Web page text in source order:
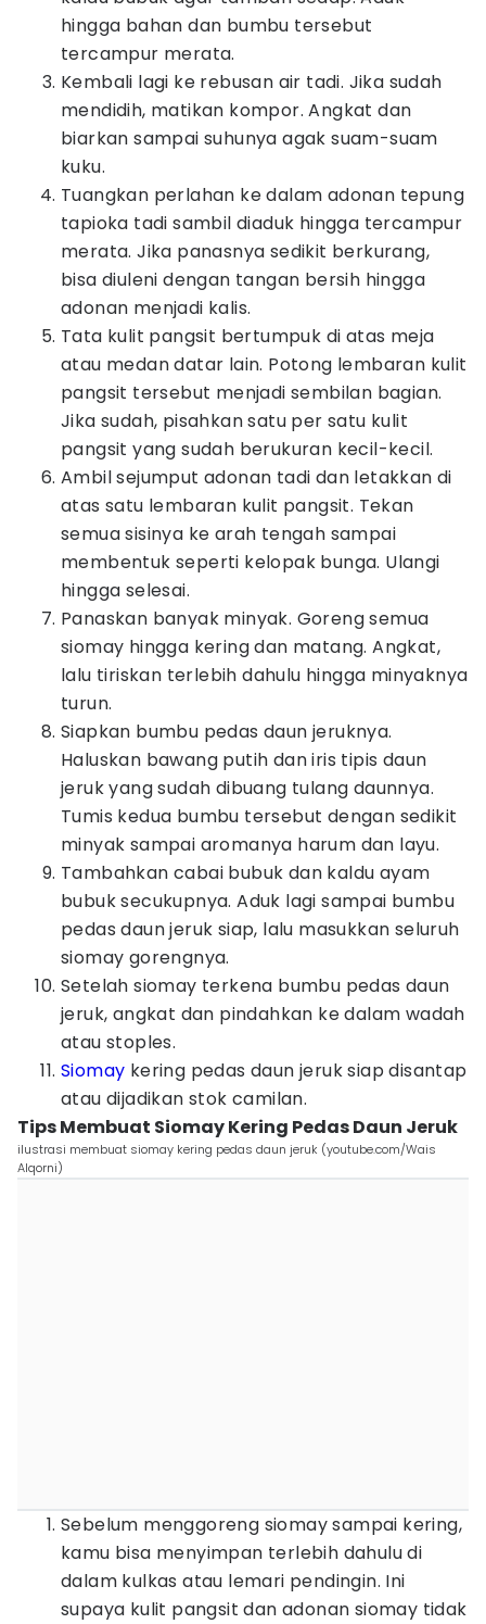
hingga bahan dan bumbu tersebut
tercampur merata.
Kembali lagi ke rebusan air tadi. Jika sudah
mendidih, matikan kompor. Angkat dan
biarkan sampai suhunya agak suam-suam
kuku.
Tuangkan perlahan ke dalam adonan tepung
tapioka tadi sambil diaduk hingga tercampur
merata. Jika panasnya sedikit berkurang,
bisa diuleni dengan tangan bersih hingga
adonan menjadi kalis.
Tata kulit pangsit bertumpuk di atas meja
atau medan datar lain. Potong lembaran kulit
pangsit tersebut menjadi sembilan bagian.
Jika sudah, pisahkan satu per satu kulit
pangsit yang sudah berukuran kecil-kecil.
Ambil sejumput adonan tadi dan letakkan di
atas satu lembaran kulit pangsit. Tekan
semua sisinya ke arah tengah sampai
membentuk seperti kelopak bunga. Ulangi
hingga selesai.
Panaskan banyak minyak. Goreng semua
siomay hingga kering dan matang. Angkat,
lalu tiriskan terlebih dahulu hingga minyaknya
turun.
Siapkan bumbu pedas daun jeruknya.
Haluskan bawang putih dan iris tipis daun
jeruk yang sudah dibuang tulang daunnya.
Tumis kedua bumbu tersebut dengan sedikit
minyak sampai aromanya harum dan layu.
Tambahkan cabai bubuk dan kaldu ayam
bubuk secukupnya. Aduk lagi sampai bumbu
pedas daun jeruk siap, lalu masukkan seluruh
siomay gorengnya.
Setelah siomay terkena bumbu pedas daun
jeruk, angkat dan pindahkan ke dalam wadah
atau stoples.
Siomay kering pedas daun jeruk siap disantap
atau dijadikan stok camilan.
Tips Membuat Siomay Kering Pedas Daun Jeruk
ilustrasi membuat siomay kering pedas daun jeruk (youtube.com/Wais
Alqorni)
Sebelum menggoreng siomay sampai kering,
kamu bisa menyimpan terlebih dahulu di
dalam kulkas atau lemari pendingin. Ini
supaya kulit pangsit dan adonan siomay tidak